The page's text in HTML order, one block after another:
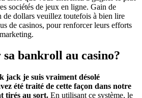
sociétés de jeux en ligne. Gain de
de dollars veuillez toutefois à bien lire
de casinos, pour renforcer leurs efforts
bankroll au casino?
jack je suis vraiment désolé
été traité de cette façon dans notre
tirés au sort. En utilisant ce système, le